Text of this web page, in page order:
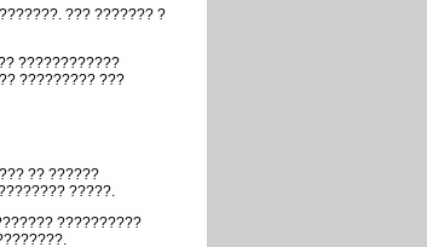
??? ??????? ?
????????????
????????? ???
?? ??????
?????.
??????????